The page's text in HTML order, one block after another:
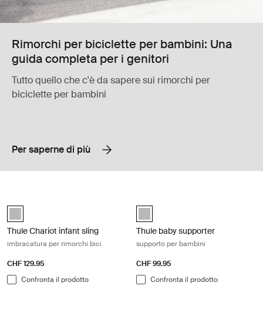
Rimorchi per biciclette per bambini: Una
guida completa per i genitori
Tutto quello che c'è da sapere sui rimorchi per
biciclette per bambini
Per saperne di più
Thule Chariot infant sling Grigio chiaro (selected)
Thule Chariot infant sling
imbracatura per rimorchi bici
CHF 129.95
Confronta il prodotto
Thule baby supporter Grigio
Thule baby supporter
supporto per bambini
CHF 99.95
Confronta il prodotto